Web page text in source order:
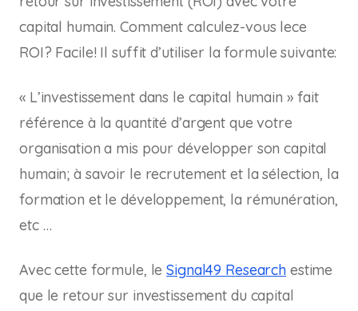
capital humain. Comment calculez-vous lece
ROI? Facile! Il suffit d’utiliser la formule suivante:
« L’investissement dans le capital humain » fait
référence à la quantité d’argent que votre
organisation a mis pour développer son capital
humain; à savoir le recrutement et la sélection, la
formation et le développement, la rémunération,
etc …
Avec cette formule, leSignal49 Research estime
que le retour sur investissement du capital